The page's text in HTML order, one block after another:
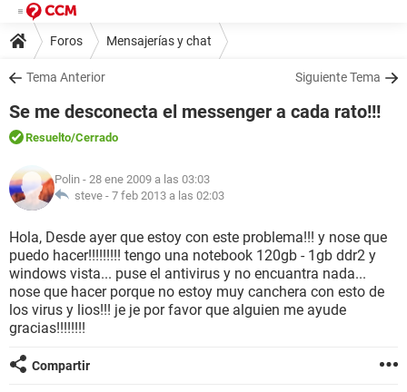
Foros Mensajerías y chat
Tema Anterior Siguiente Tema
Se me desconecta el messenger a cada rato!!!
Resuelto/Cerrado
Polin - 28 ene 2009 a las 03:03
steve - 7 feb 2013 a las 02:03
Hola, Desde ayer que estoy con este problema!!! y nose que
puedo hacer!!!!!!!!! tengo una notebook 120gb - 1gb ddr2 y
windows vista... puse el antivirus y no encuantra nada...
nose que hacer porque no estoy muy canchera con esto de
los virus y lios!!! je je por favor que alguien me ayude
gracias!!!!!!!!
Compartir